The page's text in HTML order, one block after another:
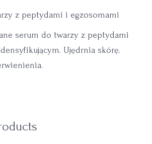
z peptydami i egzosomami
serum do twarzy z peptydami
Ujędrnia skórę.